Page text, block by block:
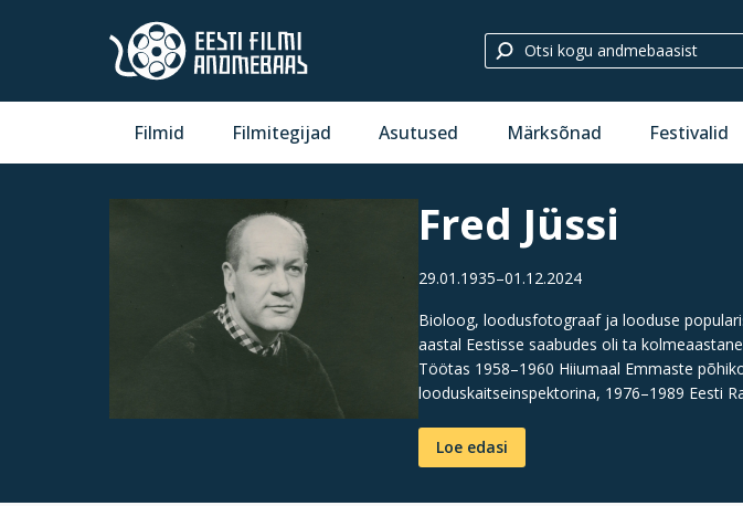
Filmid Filmitegijad Asutused Märksõnad Festivalid
Fred Jüssi
29.01.1935–01.12.2024
Bioloog, loodusfotograaf ja looduse
aastal Eestisse saabudes oli ta
Töötas 1958–1960 Hiiumaal Emmaste
looduskaitseinspektorina, 1976–1989 Eesti
Loe edasi